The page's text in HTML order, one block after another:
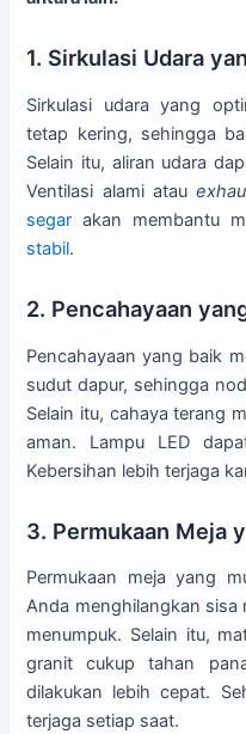
1. Sirkulasi Udara
Sirkulasi udara yang
tetap kering, sehingga
Selain itu, aliran udara
Ventilasi alami atau
segar akan membantu
stabil.
2. Pencahayaan
Pencahayaan yang baik
sudut dapur, sehingga
Selain itu, cahaya terang
aman. Lampu LED
Kebersihan lebih terjaga
3. Permukaan Meja
Permukaan meja yang
Anda menghilangkan
menumpuk. Selain itu,
granit cukup tahan
dilakukan lebih cepat.
terjaga setiap saat.